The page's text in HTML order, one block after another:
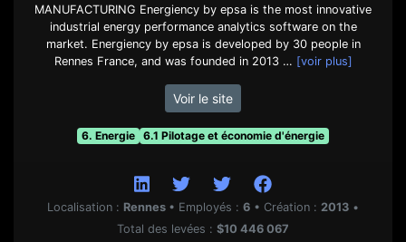
MANUFACTURING Energiency by epsa is the most innovative
industrial energy performance analytics software on the
market. Energiency by epsa is developed by 30 people in
Rennes France, and was founded in 2013 … [voir plus]
Voir le site
6. Energie 6.1 Pilotage et économie d'énergie
Localisation : Rennes • Employés : 6 • Création : 2013 •
Total des levées : $10 446 067